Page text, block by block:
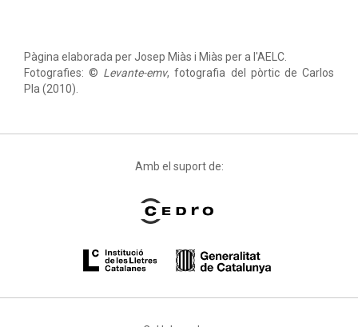
Pàgina elaborada per Josep Miàs i Miàs per a l'AELC.
Fotografies: © Levante-emv, fotografia del pòrtic de Carlos
Pla (2010).
Amb el suport de: